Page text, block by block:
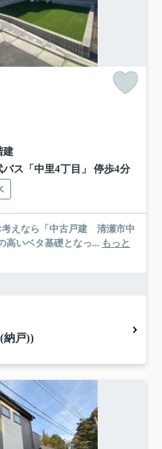
建
ス「中里4丁目」 停歩4分
考えなら「中古戸建 清瀬市中
高いベタ基礎となっ... もっと
納戸))